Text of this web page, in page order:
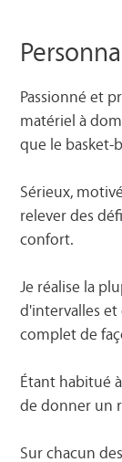
Passionné et
matériel à
que le basket-
Sérieux,
relever des
confort.
Je réalise la
d'intervalles
complet de
Étant habitué
de donner un
Sur chacun